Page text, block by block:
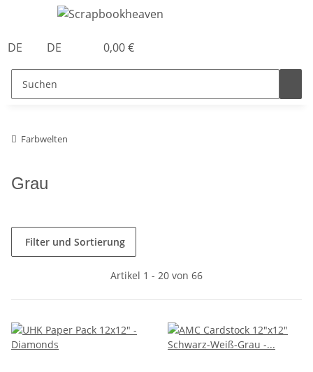
DE DE 0,00 €
Farbwelten
Grau
Filter und Sortierung
Artikel 1 - 20 von 66